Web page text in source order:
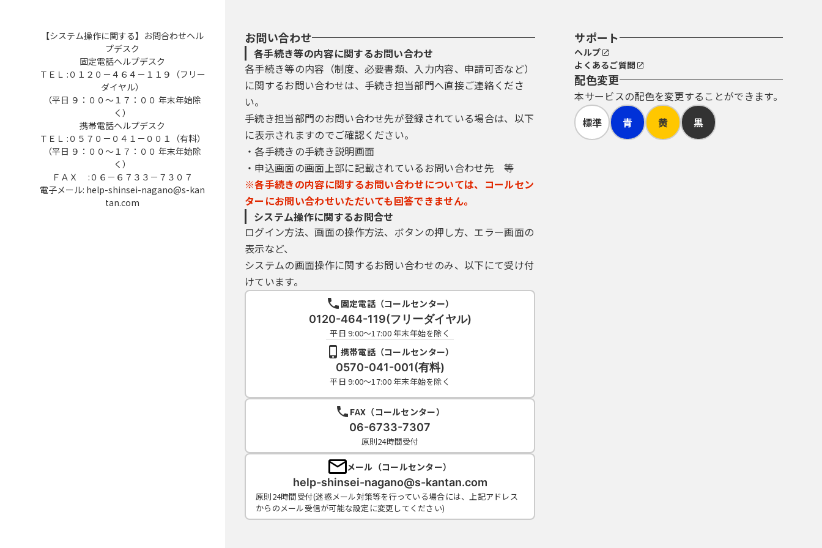
【システム操作に関する】お問合わせヘル
プデスク
固定電話ヘルプデスク
ＴＥＬ :０１２０－４６４－１１９（フリー
ダイヤル）
（平日 ９：００～１７：００ 年末年始除
く）
携帯電話ヘルプデスク
ＴＥＬ :０５７０－０４１－００１（有料）
（平日 ９：００～１７：００ 年末年始除
く）
ＦＡＸ :０６－６７３３－７３０７
電子メール: help-shinsei-nagano@s-kan
tan.com
お問い合わせ
各手続き等の内容に関するお問い合わせ
各手続き等の内容（制度、必要書類、入力内容、申請可否など）
に関するお問い合わせは、手続き担当部門へ直接ご連絡くださ
い。
手続き担当部門のお問い合わせ先が登録されている場合は、以下
に表示されますのでご確認ください。
・各手続きの手続き説明画面
・申込画面の画面上部に記載されているお問い合わせ先 等
※各手続きの内容に関するお問い合わせについては、コールセン
ターにお問い合わせいただいても回答できません。
システム操作に関するお問合せ
ログイン方法、画面の操作方法、ボタンの押し方、エラー画面の
表示など、
システムの画面操作に関するお問い合わせのみ、以下にて受け付
けています。
固定電話（コールセンター）
0120-464-119(フリーダイヤル)
平日 9:00～17:00 年末年始を除く
携帯電話（コールセンター）
0570-041-001(有料)
平日 9:00～17:00 年末年始を除く
FAX（コールセンター）
06-6733-7307
原則24時間受付
メール（コールセンター）
help-shinsei-nagano@s-kantan.com
原則24時間受付(迷惑メール対策等を行っている場合には、上記アドレス
からのメール受信が可能な設定に変更してください)
サポート
ヘルプ
よくあるご質問
配色変更
本サービスの配色を変更することができます。
標準
青 黄 黒